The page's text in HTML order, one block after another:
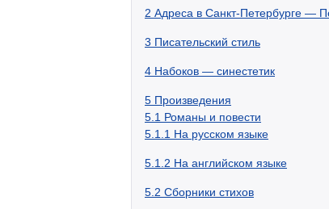
2 Адреса в Санкт-Петербурге —
3 Писательский стиль
4 Набоков — синестетик
5 Произведения
5.1 Романы и повести
5.1.1 На русском языке
5.1.2 На английском языке
5.2 Сборники стихов